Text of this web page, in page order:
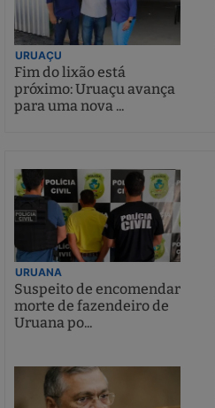
URUAÇU
Fim do lixão está
próximo: Uruaçu avança
para uma nova ...
URUANA
Suspeito de encomendar
morte de fazendeiro de
Uruana po...